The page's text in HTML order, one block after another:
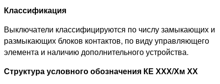
Классификация
Выключатели классифицируются по числу замыкающих и
размыкающих блоков контактов, по виду управляющего
элемента и наличию дополнительного устройства.
Структура условного обозначения КЕ ХХХ/Хм ХХ